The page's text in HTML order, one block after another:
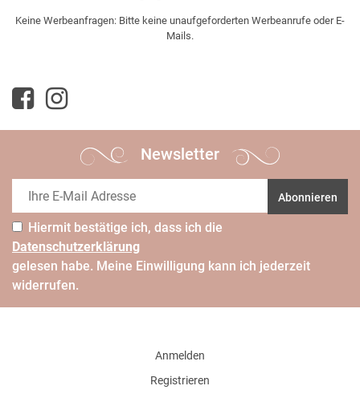
Keine Werbeanfragen: Bitte keine unaufgeforderten Werbeanrufe oder E-
Mails.
Newsletter
Abonnieren
Hiermit bestätige ich, dass ich die
Daten­schutz­erklärung
gelesen habe. Meine Einwilligung kann ich jederzeit
widerrufen.
Anmelden
Registrieren